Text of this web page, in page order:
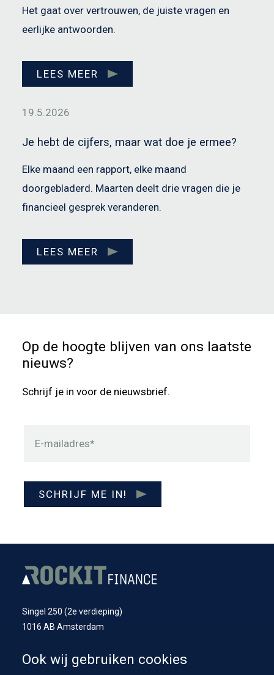
Het gaat over vertrouwen, de juiste vragen en
eerlijke antwoorden.
LEES MEER
19.5.2026
Je hebt de cijfers, maar wat doe je ermee?
Elke maand een rapport, elke maand
doorgebladerd. Maarten deelt drie vragen die je
financieel gesprek veranderen.
LEES MEER
Op de hoogte blijven van ons laatste
nieuws?
Schrijf je in voor de nieuwsbrief.
E-mailadres*
SCHRIJF ME IN!
Singel 250 (2e verdieping)
1016 AB Amsterdam
1741 BT Schagen
Ook wij gebruiken cookies